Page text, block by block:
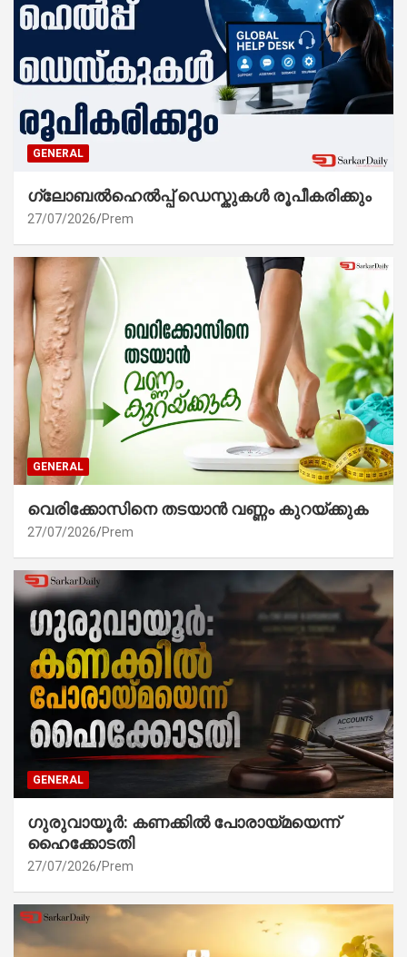
GENERAL
ഗ്ലോബൽഹെൽപ്പ് ഡെസ്കുകൾ രൂപീകരിക്കും
27/07/2026 Prem
GENERAL
വെരിക്കോസിനെ തടയാൻ വണ്ണം കുറയ്ക്കുക
27/07/2026 Prem
GENERAL
ഗുരുവായൂർ: കണക്കിൽ പോരായ്മയെന്ന്
ഹൈക്കോടതി
27/07/2026 Prem